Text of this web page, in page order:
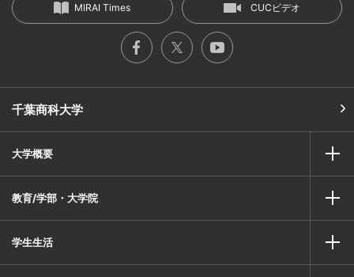
千葉商科大学
MIRAI Times CUCビデオ
大学概要
教育/学部・大学院
学生生活